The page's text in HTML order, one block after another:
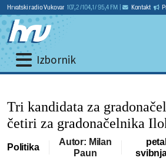
Hrvatski radio Vukovar 107,2 / 104,1 / 95,4 FM Kontakt
Izbornik
Tri kandidata za
četiri za gradonačelnika
Politika
Autor: Milan
Paun